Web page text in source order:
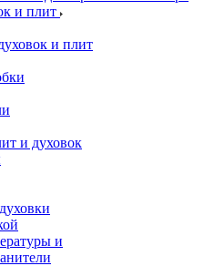
и плит
и плит
и духовок
и